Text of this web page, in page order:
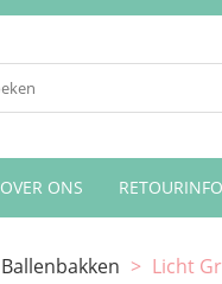
OVER ONS
Ballenbakken > Licht